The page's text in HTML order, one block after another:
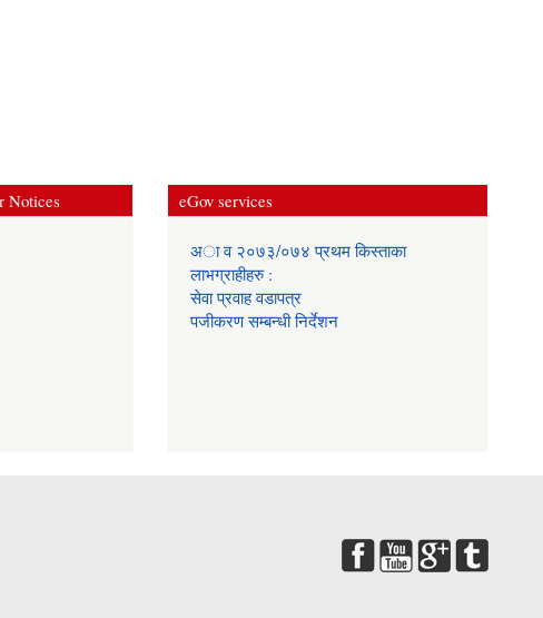
Notices eGov services
अा व २०७३/०७४ प्रथम किस्ताका
लाभग्राहीहरु :
सेवा प्रवाह वडापत्र
प‌जीकरण सम्बन्धी निर्देशन